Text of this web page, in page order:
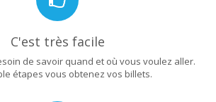
C'est très facile
de savoir quand et où vous voulez aller.
étapes vous obtenez vos billets.